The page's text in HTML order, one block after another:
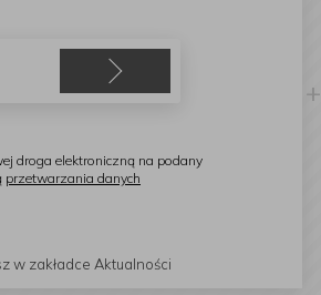
Mikser planetarny
5/175 Contour Silver +
droga elektroniczną na podany
przetwarzania danych
w zakładce Aktualności